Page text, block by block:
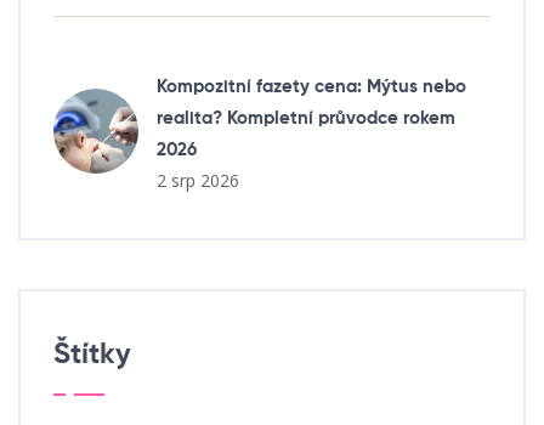
Kompozitní fazety cena: Mýtus nebo
realita? Kompletní průvodce rokem
2026
2 srp 2026
Štítky